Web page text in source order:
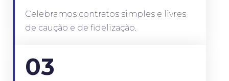
Celebramos contratos simples e livres
de caução e de fidelização.
03